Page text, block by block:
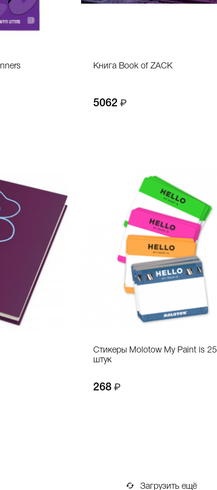
Книга Book of ZACK
5062
Стикеры Molotow My Paint is 25
штук
268
Загрузить ещё